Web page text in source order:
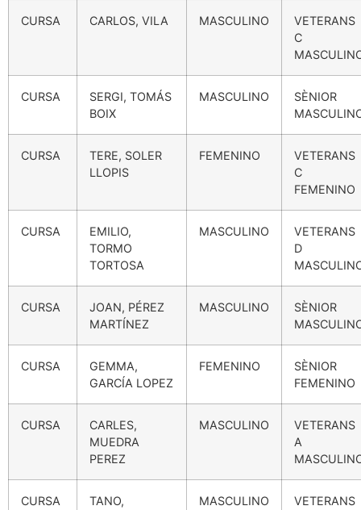
CURSA CARLOS, VILA MASCULINO
VETERANS
C
CURSA
SERGI, TOMÁS
BOIX
MASCULINO
SÈNIOR
CURSA
TERE, SOLER
LLOPIS
FEMENINO
VETERANS
C
FEMENINO
CURSA
EMILIO,
TORMO
TORTOSA
MASCULINO
VETERANS
D
CURSA
JOAN, PÉREZ
MARTÍNEZ
MASCULINO
SÈNIOR
CURSA
GEMMA,
GARCÍA LOPEZ
FEMENINO
SÈNIOR
FEMENINO
CURSA
CARLES,
MUEDRA
PEREZ
MASCULINO
VETERANS
A
CURSA
TANO,
MASCULINO
VETERANS